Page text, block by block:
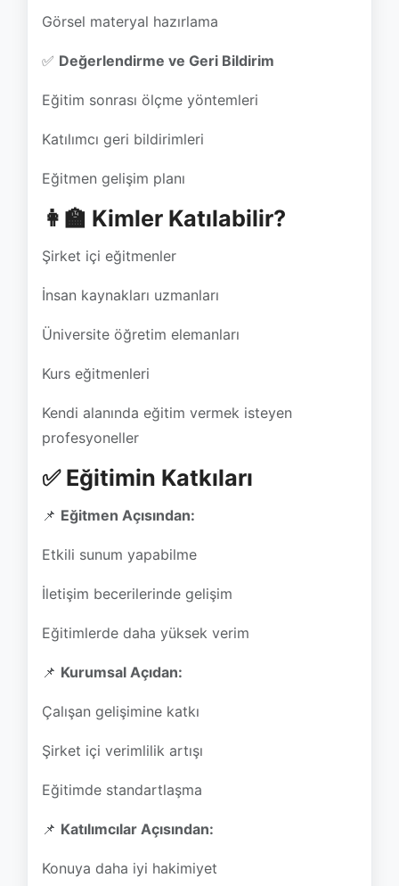
Eğitim sonrası ölçme yöntemleri
Katılımcı geri bildirimleri
Eğitmen gelişim planı
👩‍🏫 Kimler Katılabilir?
Şirket içi eğitmenler
İnsan kaynakları uzmanları
Üniversite öğretim elemanları
Kurs eğitmenleri
Kendi alanında eğitim vermek isteyen
Eğitmen Açısından:
Etkili sunum yapabilme
İletişim becerilerinde gelişim
Eğitimlerde daha yüksek verim
📌 Kurumsal Açıdan:
Çalışan gelişimine katkı
Şirket içi verimlilik artışı
Eğitimde standartlaşma
📌 Katılımcılar Açısından:
Konuya daha iyi hakimiyet
Kalıcı öğrenme
Eğitim sürecinde aktif katılım